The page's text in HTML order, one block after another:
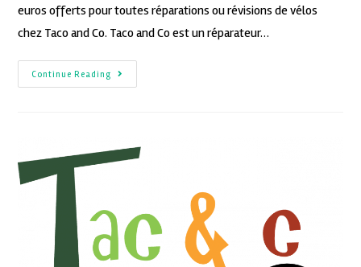
euros offerts pour toutes réparations ou révisions de vélos
chez Taco and Co. Taco and Co est un réparateur…
Continue Reading